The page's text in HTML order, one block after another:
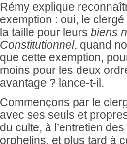
Rémy explique
exemption : oui, le
la taille pour leurs biens
Constitutionnel, quand
que cette exemption,
moins pour les deux
avantage ? lance-t-il.
Commençons par le
avec ses seuls et
du culte, à l’entretien
orphelins, et plus tard à